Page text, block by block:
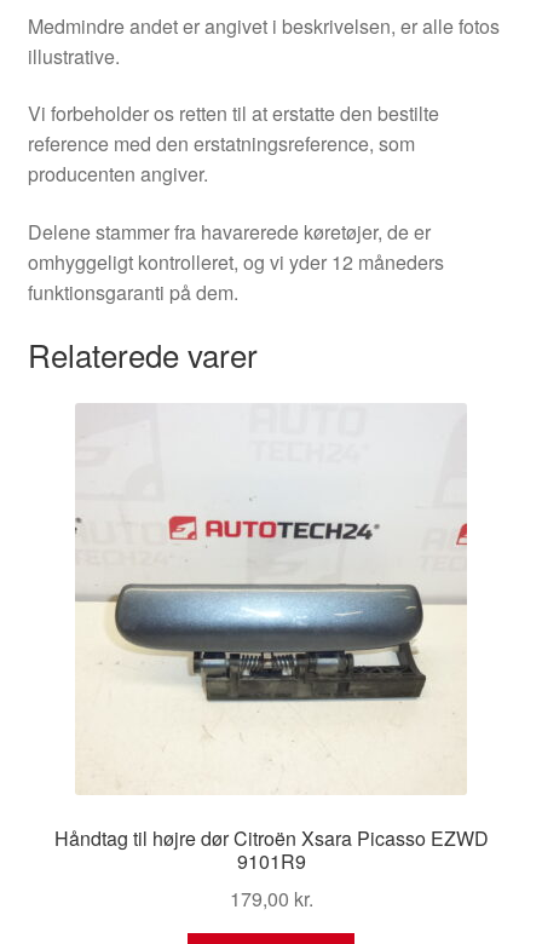
Medmindre andet er angivet i beskrivelsen, er alle fotos
illustrative.
Vi forbeholder os retten til at erstatte den bestilte
reference med den erstatningsreference, som
producenten angiver.
Delene stammer fra havarerede køretøjer, de er
omhyggeligt kontrolleret, og vi yder 12 måneders
funktionsgaranti på dem.
Relaterede varer
Håndtag til højre dør Citroën Xsara Picasso EZWD
9101R9
179,00 kr.